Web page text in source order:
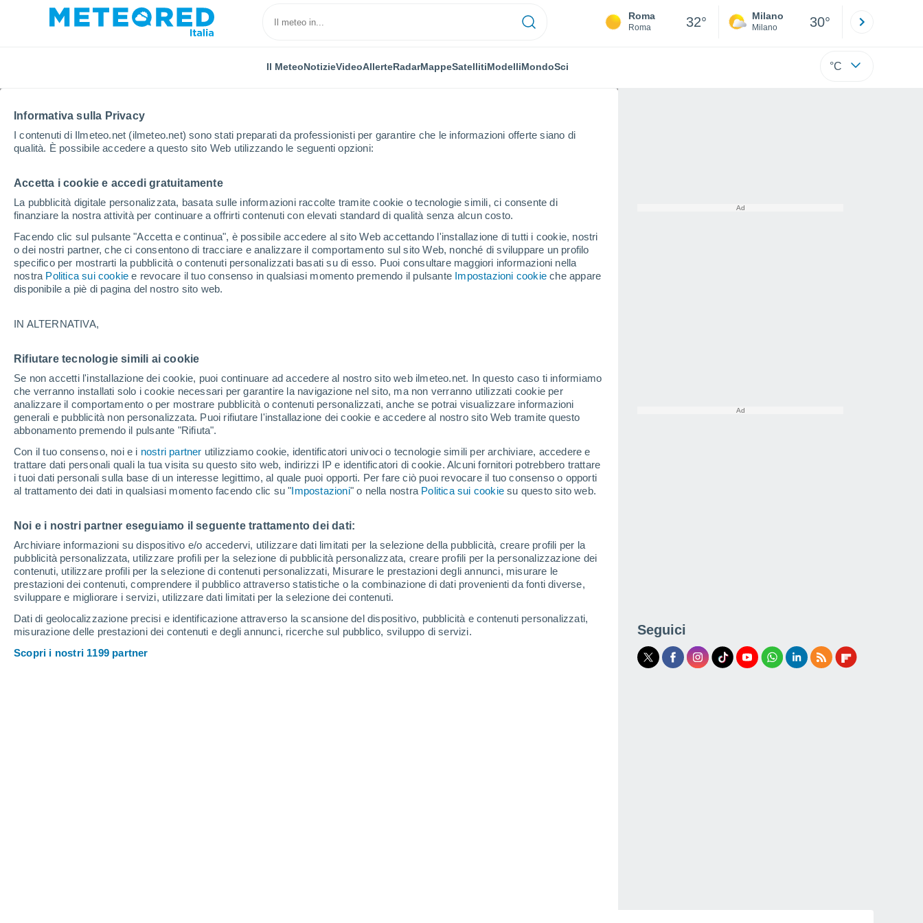
Informativa sulla Privacy
I contenuti di Ilmeteo.net (ilmeteo.net) sono stati preparati da professionisti per garantire che le informazioni offerte siano di
qualità. È possibile accedere a questo sito Web utilizzando le seguenti opzioni:
Accetta i cookie e accedi gratuitamente
La pubblicità digitale personalizzata, basata sulle informazioni raccolte tramite cookie o tecnologie simili, ci consente di
finanziare la nostra attività per continuare a offrirti contenuti con elevati standard di qualità senza alcun costo.
Facendo clic sul pulsante "Accetta e continua", è possibile accedere al sito Web accettando l'installazione di tutti i cookie, nostri
o dei nostri partner, che ci consentono di tracciare e analizzare il comportamento sul sito Web, nonché di sviluppare un profilo
specifico per mostrarti la pubblicità o contenuti personalizzati basati su di esso. Puoi consultare maggiori informazioni nella
nostra Politica sui cookie e revocare il tuo consenso in qualsiasi momento premendo il pulsante Impostazioni cookie che appare
disponibile a piè di pagina del nostro sito web.
IN ALTERNATIVA,
Rifiutare tecnologie simili ai cookie
Se non accetti l'installazione dei cookie, puoi continuare ad accedere al nostro sito web ilmeteo.net. In questo caso ti informiamo
che verranno installati solo i cookie necessari per garantire la navigazione nel sito, ma non verranno utilizzati cookie per
analizzare il comportamento o per mostrare pubblicità o contenuti personalizzati, anche se potrai visualizzare informazioni
generali e pubblicità non personalizzata. Puoi rifiutare l'installazione dei cookie e accedere al nostro sito Web tramite questo
abbonamento premendo il pulsante "Rifiuta".
Con il tuo consenso, noi e i nostri partner utilizziamo cookie, identificatori univoci o tecnologie simili per archiviare, accedere e
trattare dati personali quali la tua visita su questo sito web, indirizzi IP e identificatori di cookie. Alcuni fornitori potrebbero trattare
i tuoi dati personali sulla base di un interesse legittimo, al quale puoi opporti. Per fare ciò puoi revocare il tuo consenso o opporti
al trattamento dei dati in qualsiasi momento facendo clic su "Impostazioni" o nella nostra Politica sui cookie su questo sito web.
Noi e i nostri partner eseguiamo il seguente trattamento dei dati:
Archiviare informazioni su dispositivo e/o accedervi, utilizzare dati limitati per la selezione della pubblicità, creare profili per la
pubblicità personalizzata, utilizzare profili per la selezione di pubblicità personalizzata, creare profili per la personalizzazione dei
contenuti, utilizzare profili per la selezione di contenuti personalizzati, Misurare le prestazioni degli annunci, misurare le
prestazioni dei contenuti, comprendere il pubblico attraverso statistiche o la combinazione di dati provenienti da fonti diverse,
sviluppare e migliorare i servizi, utilizzare dati limitati per la selezione dei contenuti.
Dati di geolocalizzazione precisi e identificazione attraverso la scansione del dispositivo, pubblicità e contenuti personalizzati,
misurazione delle prestazioni dei contenuti e degli annunci, ricerche sul pubblico, sviluppo di servizi.
Scopri i nostri 1199 partner
Roma
Roma 32° Milano
Milano 30°
Il MeteoNotizieVideoAllerteRadarMappeSatellitiModelliMondoSci °C
Home Ungheria Provincia di Heves
Il Meteo nella Provincia di Heves
Oggi, 9 agosto Tutto il giorno Simbolo
30°
18°
Újlõrincfalva
Egerszalók
31°
17°
17°
Hatvan
30°
Heves
Seguici